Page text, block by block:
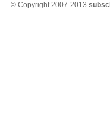
© Copyright 2007-2013